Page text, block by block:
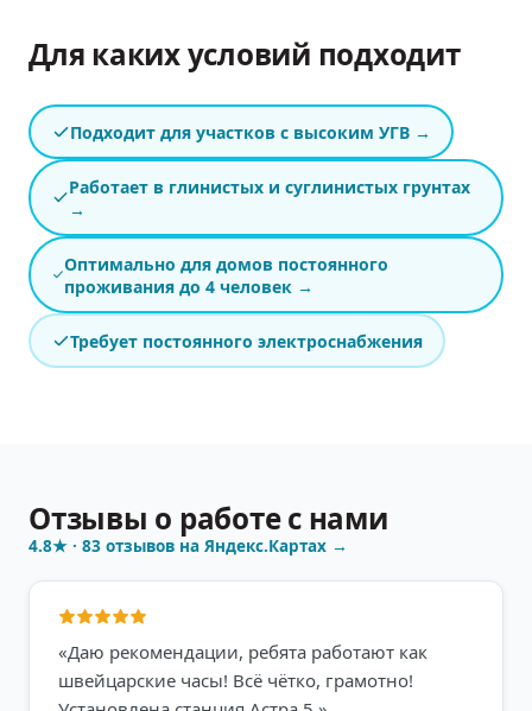
Для каких условий подходит
Подходит для участков с высоким УГВ→
Работает в глинистых и суглинистых грунтах
→
Оптимально для домов постоянного
проживания до 4 человек →
Требует постоянного электроснабжения
Отзывы о работе с нами
4.8★ · 83 отзывов на Яндекс.Картах →
«Даю рекомендации, ребята работают как
швейцарские часы! Всё чётко, грамотно!